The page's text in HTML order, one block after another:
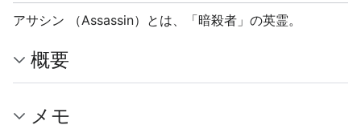
アサシン （Assassin）とは、「暗殺者」の英霊。
概要
メモ